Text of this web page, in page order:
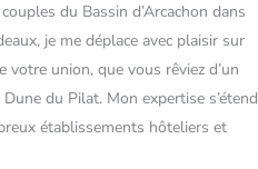
du Bassin d’Arcachon dans
je me déplace avec plaisir sur
union, que vous rêviez d’un
du Pilat. Mon expertise s’étend
établissements hôteliers et